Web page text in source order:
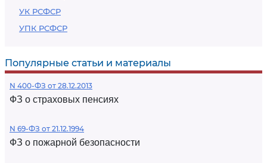
УК РСФСР
УПК РСФСР
Популярные статьи и материалы
N 400-ФЗ от 28.12.2013
ФЗ о страховых пенсиях
N 69-ФЗ от 21.12.1994
ФЗ о пожарной безопасности